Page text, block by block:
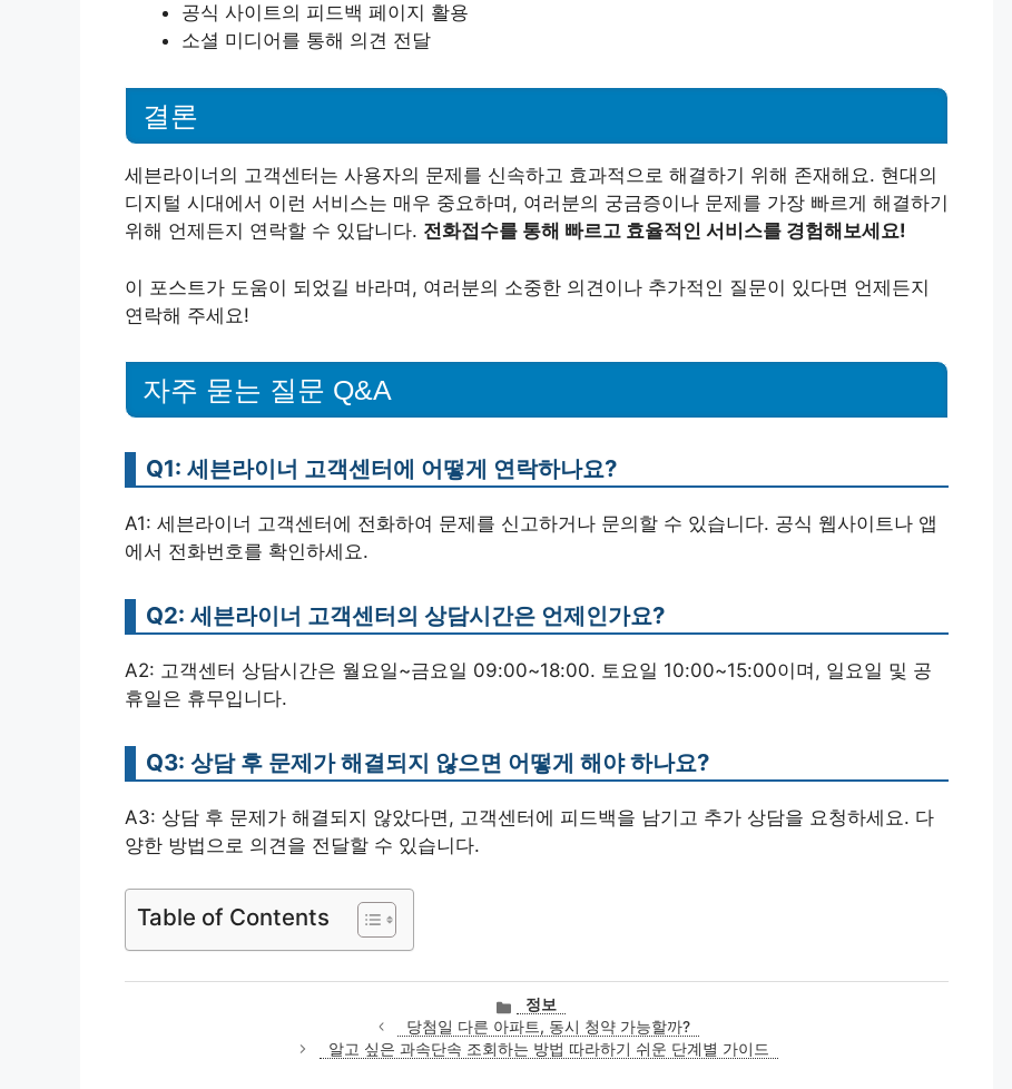
공식 사이트의 피드백 페이지 활용
소셜 미디어를 통해 의견 전달
결론
세븐라이너의 고객센터는 사용자의 문제를 신속하고 효과적으로 해결하기 위해 존재해요. 현대의
디지털 시대에서 이런 서비스는 매우 중요하며, 여러분의 궁금증이나 문제를 가장 빠르게 해결하기
위해 언제든지 연락할 수 있답니다. 전화접수를 통해 빠르고 효율적인 서비스를 경험해보세요!
이 포스트가 도움이 되었길 바라며, 여러분의 소중한 의견이나 추가적인 질문이 있다면 언제든지
연락해 주세요!
자주 묻는 질문 Q&A
Q1: 세븐라이너 고객센터에 어떻게 연락하나요?
A1: 세븐라이너 고객센터에 전화하여 문제를 신고하거나 문의할 수 있습니다. 공식 웹사이트나 앱
에서 전화번호를 확인하세요.
Q2: 세븐라이너 고객센터의 상담시간은 언제인가요?
A2: 고객센터 상담시간은 월요일~금요일 09:00~18:00. 토요일 10:00~15:00이며, 일요일 및 공
휴일은 휴무입니다.
Q3: 상담 후 문제가 해결되지 않으면 어떻게 해야 하나요?
A3: 상담 후 문제가 해결되지 않았다면, 고객센터에 피드백을 남기고 추가 상담을 요청하세요. 다
양한 방법으로 의견을 전달할 수 있습니다.
Table of Contents
카
테
고
정보
당첨일 다른 아파트, 동시 청약 가능할까?
알고 싶은 과속단속 조회하는 방법 따라하기 쉬운 단계별 가이드